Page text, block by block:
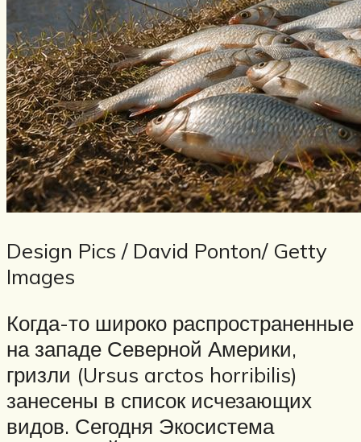
Design Pics / David Ponton/ Getty
Images
Когда-то широко распространенные
на западе Северной Америки,
гризли (Ursus arctos horribilis)
занесены в список исчезающих
видов. Сегодня Экосистема